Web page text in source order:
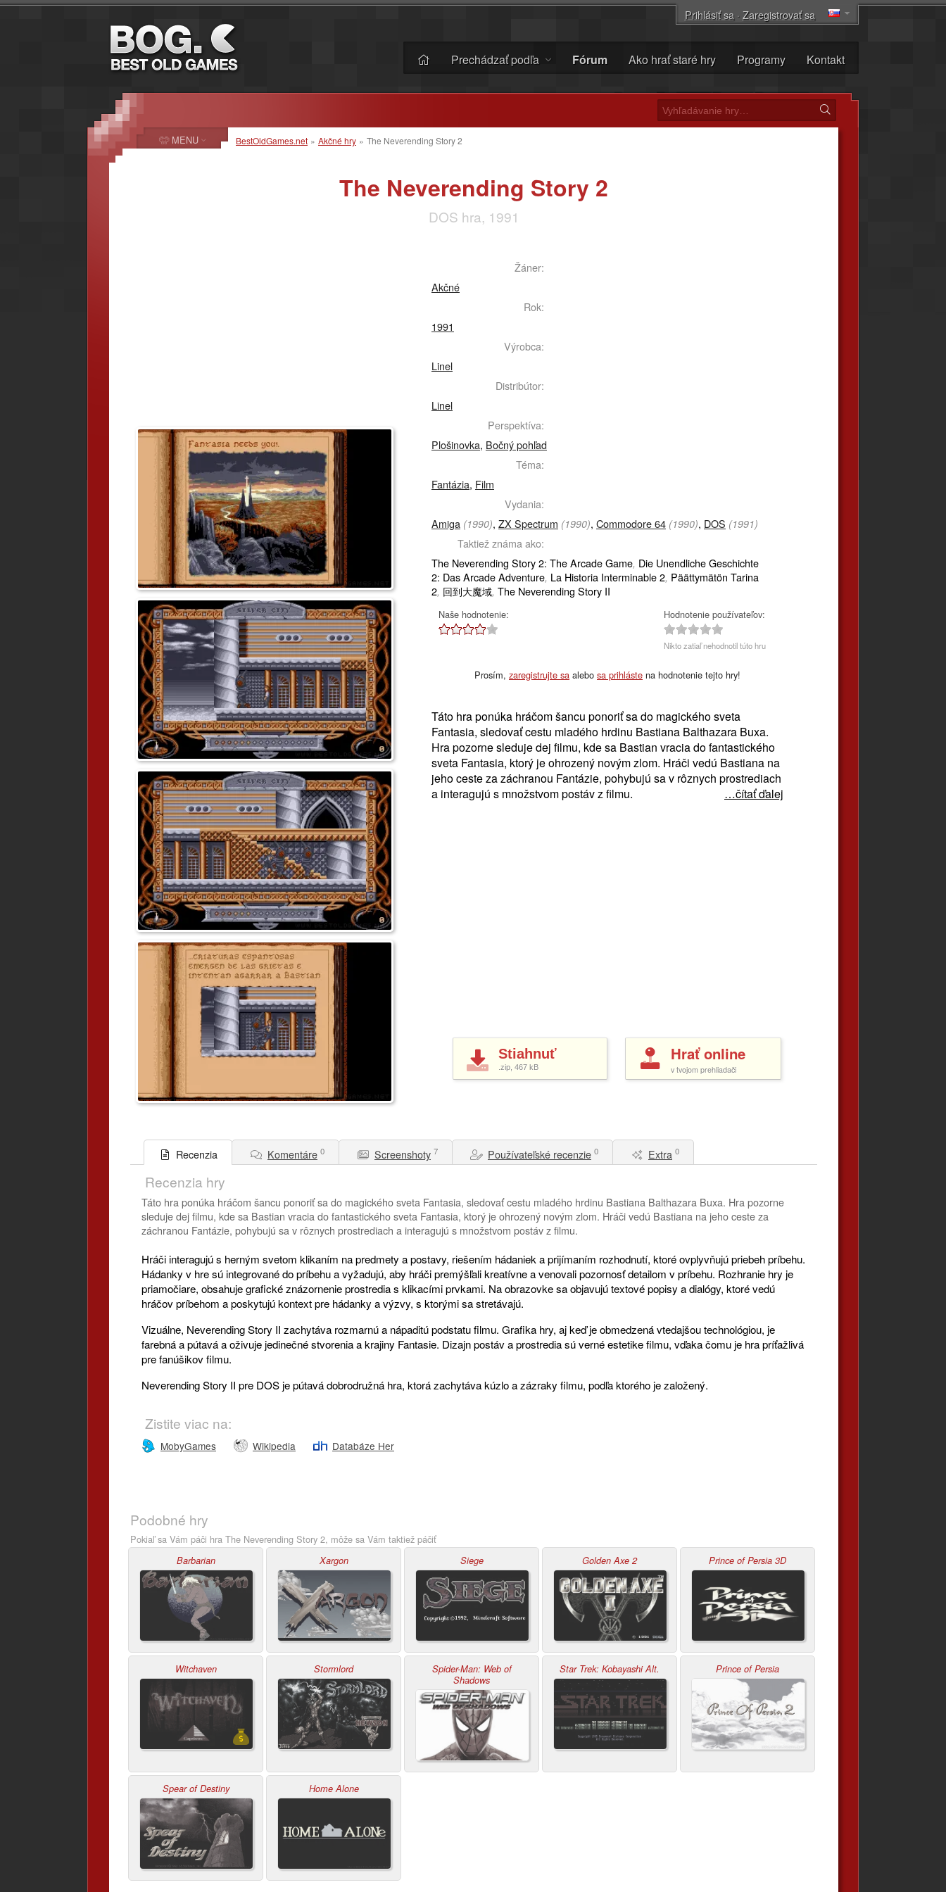
Prihlásiť sa·Zaregistrovať sa
Prechádzať podľa Fórum Ako hrať staré hry Programy Kontakt
BestOldGames.net » Akčné hry » The Neverending Story 2
The Neverending Story 2
DOS hra, 1991
Žáner:
Akčné
Rok:
1991
Výrobca:
Linel
Distribútor:
Linel
Perspektíva:
Plošinovka, Bočný pohľad
Téma:
Fantázia, Film
Vydania:
Amiga (1990), ZX Spectrum (1990), Commodore 64 (1990), DOS (1991)
Taktiež známa ako:
The Neverending Story 2: The Arcade Game, Die Unendliche Geschichte
2: Das Arcade Adventure, La Historia Interminable 2, Päättymätön Tarina
2, 回到大魔域, The Neverending Story II
Naše hodnotenie: Hodnotenie používateľov:
Nikto zatiaľ nehodnotil túto hru
Prosím, zaregistrujte sa alebo sa prihláste na hodnotenie tejto hry!
Táto hra ponúka hráčom šancu ponoriť sa do magického sveta
Fantasia, sledovať cestu mladého hrdinu Bastiana Balthazara Buxa.
Hra pozorne sleduje dej filmu, kde sa Bastian vracia do fantastického
sveta Fantasia, ktorý je ohrozený novým zlom. Hráči vedú Bastiana na
jeho ceste za záchranou Fantázie, pohybujú sa v rôznych prostrediach
a interagujú s množstvom postáv z filmu.
…čítať ďalej
Stiahnuť
.zip, 467 kB
Hrať online
v tvojom prehliadači
Recenzia Komentáre 0 Screenshoty 7 Používateľské recenzie 0 Extra 0
Recenzia hry
Táto hra ponúka hráčom šancu ponoriť sa do magického sveta Fantasia, sledovať cestu mladého hrdinu Bastiana Balthazara Buxa. Hra pozorne
sleduje dej filmu, kde sa Bastian vracia do fantastického sveta Fantasia, ktorý je ohrozený novým zlom. Hráči vedú Bastiana na jeho ceste za
záchranou Fantázie, pohybujú sa v rôznych prostrediach a interagujú s množstvom postáv z filmu.
Hráči interagujú s herným svetom klikaním na predmety a postavy, riešením hádaniek a prijímaním rozhodnutí, ktoré ovplyvňujú priebeh príbehu.
Hádanky v hre sú integrované do príbehu a vyžadujú, aby hráči premýšľali kreatívne a venovali pozornosť detailom v príbehu. Rozhranie hry je
priamočiare, obsahuje grafické znázornenie prostredia s klikacími prvkami. Na obrazovke sa objavujú textové popisy a dialógy, ktoré vedú
hráčov príbehom a poskytujú kontext pre hádanky a výzvy, s ktorými sa stretávajú.
Vizuálne, Neverending Story II zachytáva rozmarnú a nápaditú podstatu filmu. Grafika hry, aj keď je obmedzená vtedajšou technológiou, je
farebná a pútavá a oživuje jedinečné stvorenia a krajiny Fantasie. Dizajn postáv a prostredia sú verné estetike filmu, vďaka čomu je hra príťažlivá
pre fanúšikov filmu.
Neverending Story II pre DOS je pútavá dobrodružná hra, ktorá zachytáva kúzlo a zázraky filmu, podľa ktorého je založený.
Zistite viac na:
MobyGames Wikipedia Databáze Her
Podobné hry
Pokiaľ sa Vám páči hra The Neverending Story 2, môže sa Vám taktiež páčiť
Barbarian Xargon Siege Golden Axe 2 Prince of Persia 3D
Witchaven Stormlord
Spider-Man: Web of
Shadows
Star Trek: Kobayashi Alt. Prince of Persia
Spear of Destiny Home Alone
MENU